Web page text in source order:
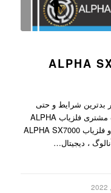
بدترین شرایط و حتی
تست در صخره و سنگ و 10 لایه به انتخاب مشتری فلزیاب ALPHA
SX7000 PLUS ویژگی های اصلی گنج یاب و فلزیاب ALPHA SX7000